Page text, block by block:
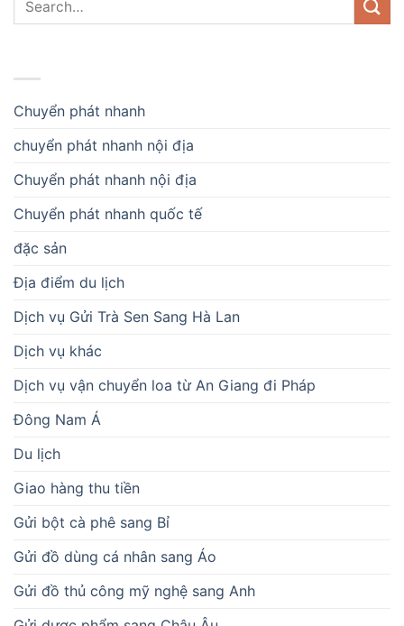
Chuyển phát nhanh
chuyển phát nhanh nội địa
Chuyển phát nhanh nội địa
Chuyển phát nhanh quốc tế
đặc sản
Địa điểm du lịch
Dịch vụ Gửi Trà Sen Sang Hà Lan
Dịch vụ khác
Dịch vụ vận chuyển loa từ An Giang đi Pháp
Đông Nam Á
Du lịch
Giao hàng thu tiền
Gửi bột cà phê sang Bỉ
Gửi đồ dùng cá nhân sang Áo
Gửi đồ thủ công mỹ nghệ sang Anh